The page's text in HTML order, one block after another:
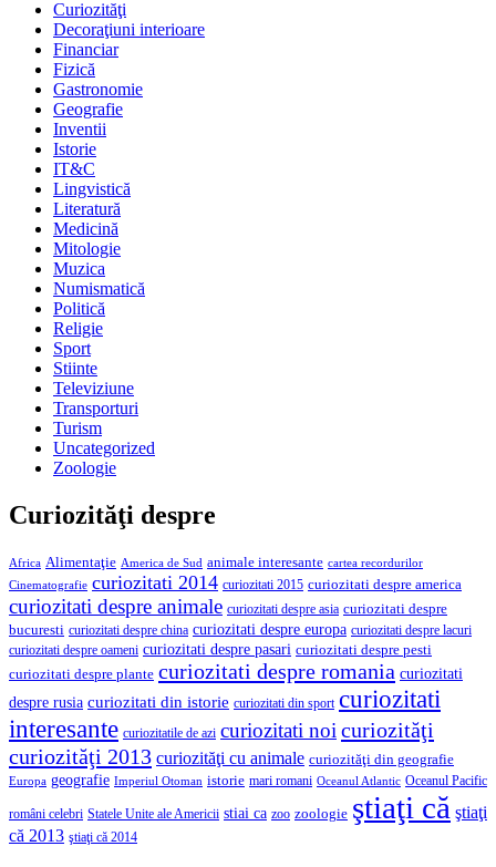
Curiozităţi
Decoraţiuni interioare
Financiar
Fizică
Gastronomie
Geografie
Inventii
Istorie
IT&C
Lingvistică
Literatură
Medicină
Mitologie
Muzica
Numismatică
Politică
Religie
Sport
Stiinte
Televiziune
Transporturi
Turism
Uncategorized
Zoologie
Curiozităţi despre
Africa Alimentaţie America de Sud animale interesante cartea recordurilor
Cinematografie curiozitati 2014 curiozitati 2015 curiozitati despre america
curiozitati despre animale curiozitati despre asia curiozitati despre
bucuresti curiozitati despre china curiozitati despre europa curiozitati despre lacuri
curiozitati despre oameni curiozitati despre pasari curiozitati despre pesti
curiozitati despre plante curiozitati despre romania curiozitati
despre rusia curiozitati din istorie curiozitati din sport curiozitati
interesante curiozitatile de azi curiozitati noicuriozităţi
curiozităţi 2013 curiozităţi cu animale curiozităţi din geografie
Europa geografie Imperiul Otoman istorie mari romani Oceanul Atlantic Oceanul Pacific
români celebri Statele Unite ale Americii stiai ca zoo zoologie ştiaţi că ştiaţi
că 2013 ştiaţi că 2014